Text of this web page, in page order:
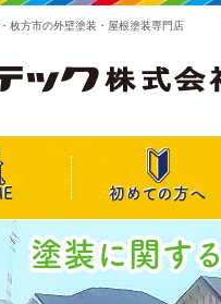
枚方市の外壁塗装・屋根塗装専門店
初めての方へ
塗装に関す